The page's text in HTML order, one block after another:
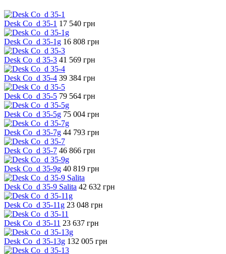
Desk Co_d 35-1 17 540 грн
Desk Co_d 35-1g 16 808 грн
Desk Co_d 35-3 41 569 грн
Desk Co_d 35-4 39 384 грн
Desk Co_d 35-5 79 564 грн
Desk Co_d 35-5g 75 004 грн
Desk Co_d 35-7g 44 793 грн
Desk Co_d 35-7 46 866 грн
Desk Co_d 35-9g 40 819 грн
Desk Co_d 35-9 Salita 42 632 грн
Desk Co_d 35-11g 23 048 грн
Desk Co_d 35-11 23 637 грн
Desk Co_d 35-13g 132 005 грн